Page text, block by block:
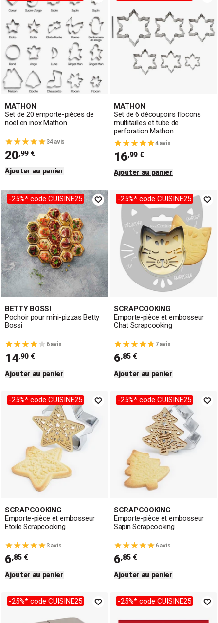
MATHON
Set de 20 emporte-pièces de
noël en inox Mathon
34 avis
20,99 €
Ajouter au panier
MATHON
Set de 6 découpoirs flocons
multitailles et tube de
perforation Mathon
4 avis
16,99 €
Ajouter au panier
-25%* code CUISINE25
BETTY BOSSI
Pochoir pour mini-pizzas Betty
Bossi
6 avis
14,90 €
Ajouter au panier
-25%* code CUISINE25
SCRAPCOOKING
Emporte-pièce et embosseur
Chat Scrapcooking
7 avis
6,85 €
Ajouter au panier
-25%* code CUISINE25
SCRAPCOOKING
Emporte-pièce et embosseur
Etoile Scrapcooking
3 avis
6,85 €
Ajouter au panier
-25%* code CUISINE25
SCRAPCOOKING
Emporte-pièce et embosseur
Sapin Scrapcooking
6 avis
6,85 €
Ajouter au panier
-25%* code CUISINE25 -25%* code CUISINE25